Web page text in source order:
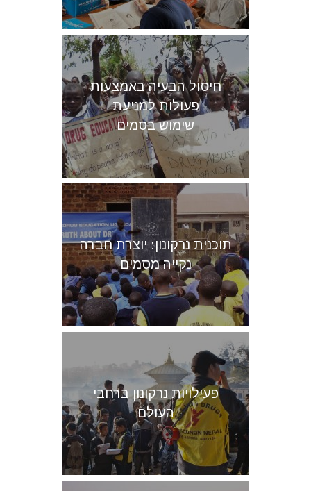
חיסול הבעיה באמצעות
פעולות למניעת
שימוש בסמים
תוכנית נרקונון: יוצרת חברה
נקייה מסמים
פעילויות נרקונון ברחבי
העולם